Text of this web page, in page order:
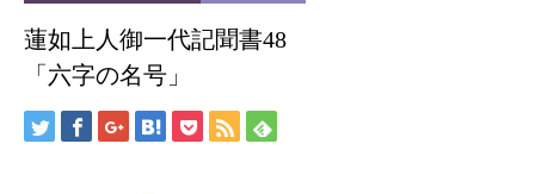
蓮如上人御一代記聞書48
「六字の名号」